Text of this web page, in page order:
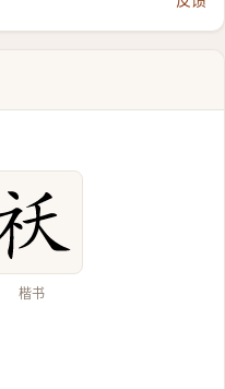
楷书